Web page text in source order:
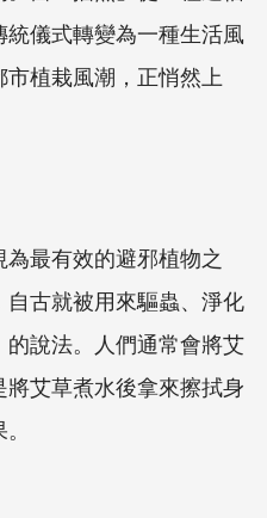
儀式轉變為一種生活風
植栽風潮，正悄然上
最有效的避邪植物之
古就被用來驅蟲、淨化
說法。人們通常會將艾
艾草煮水後拿來擦拭身